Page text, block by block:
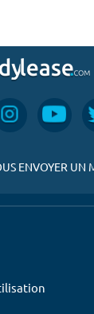
ENVOYER UN